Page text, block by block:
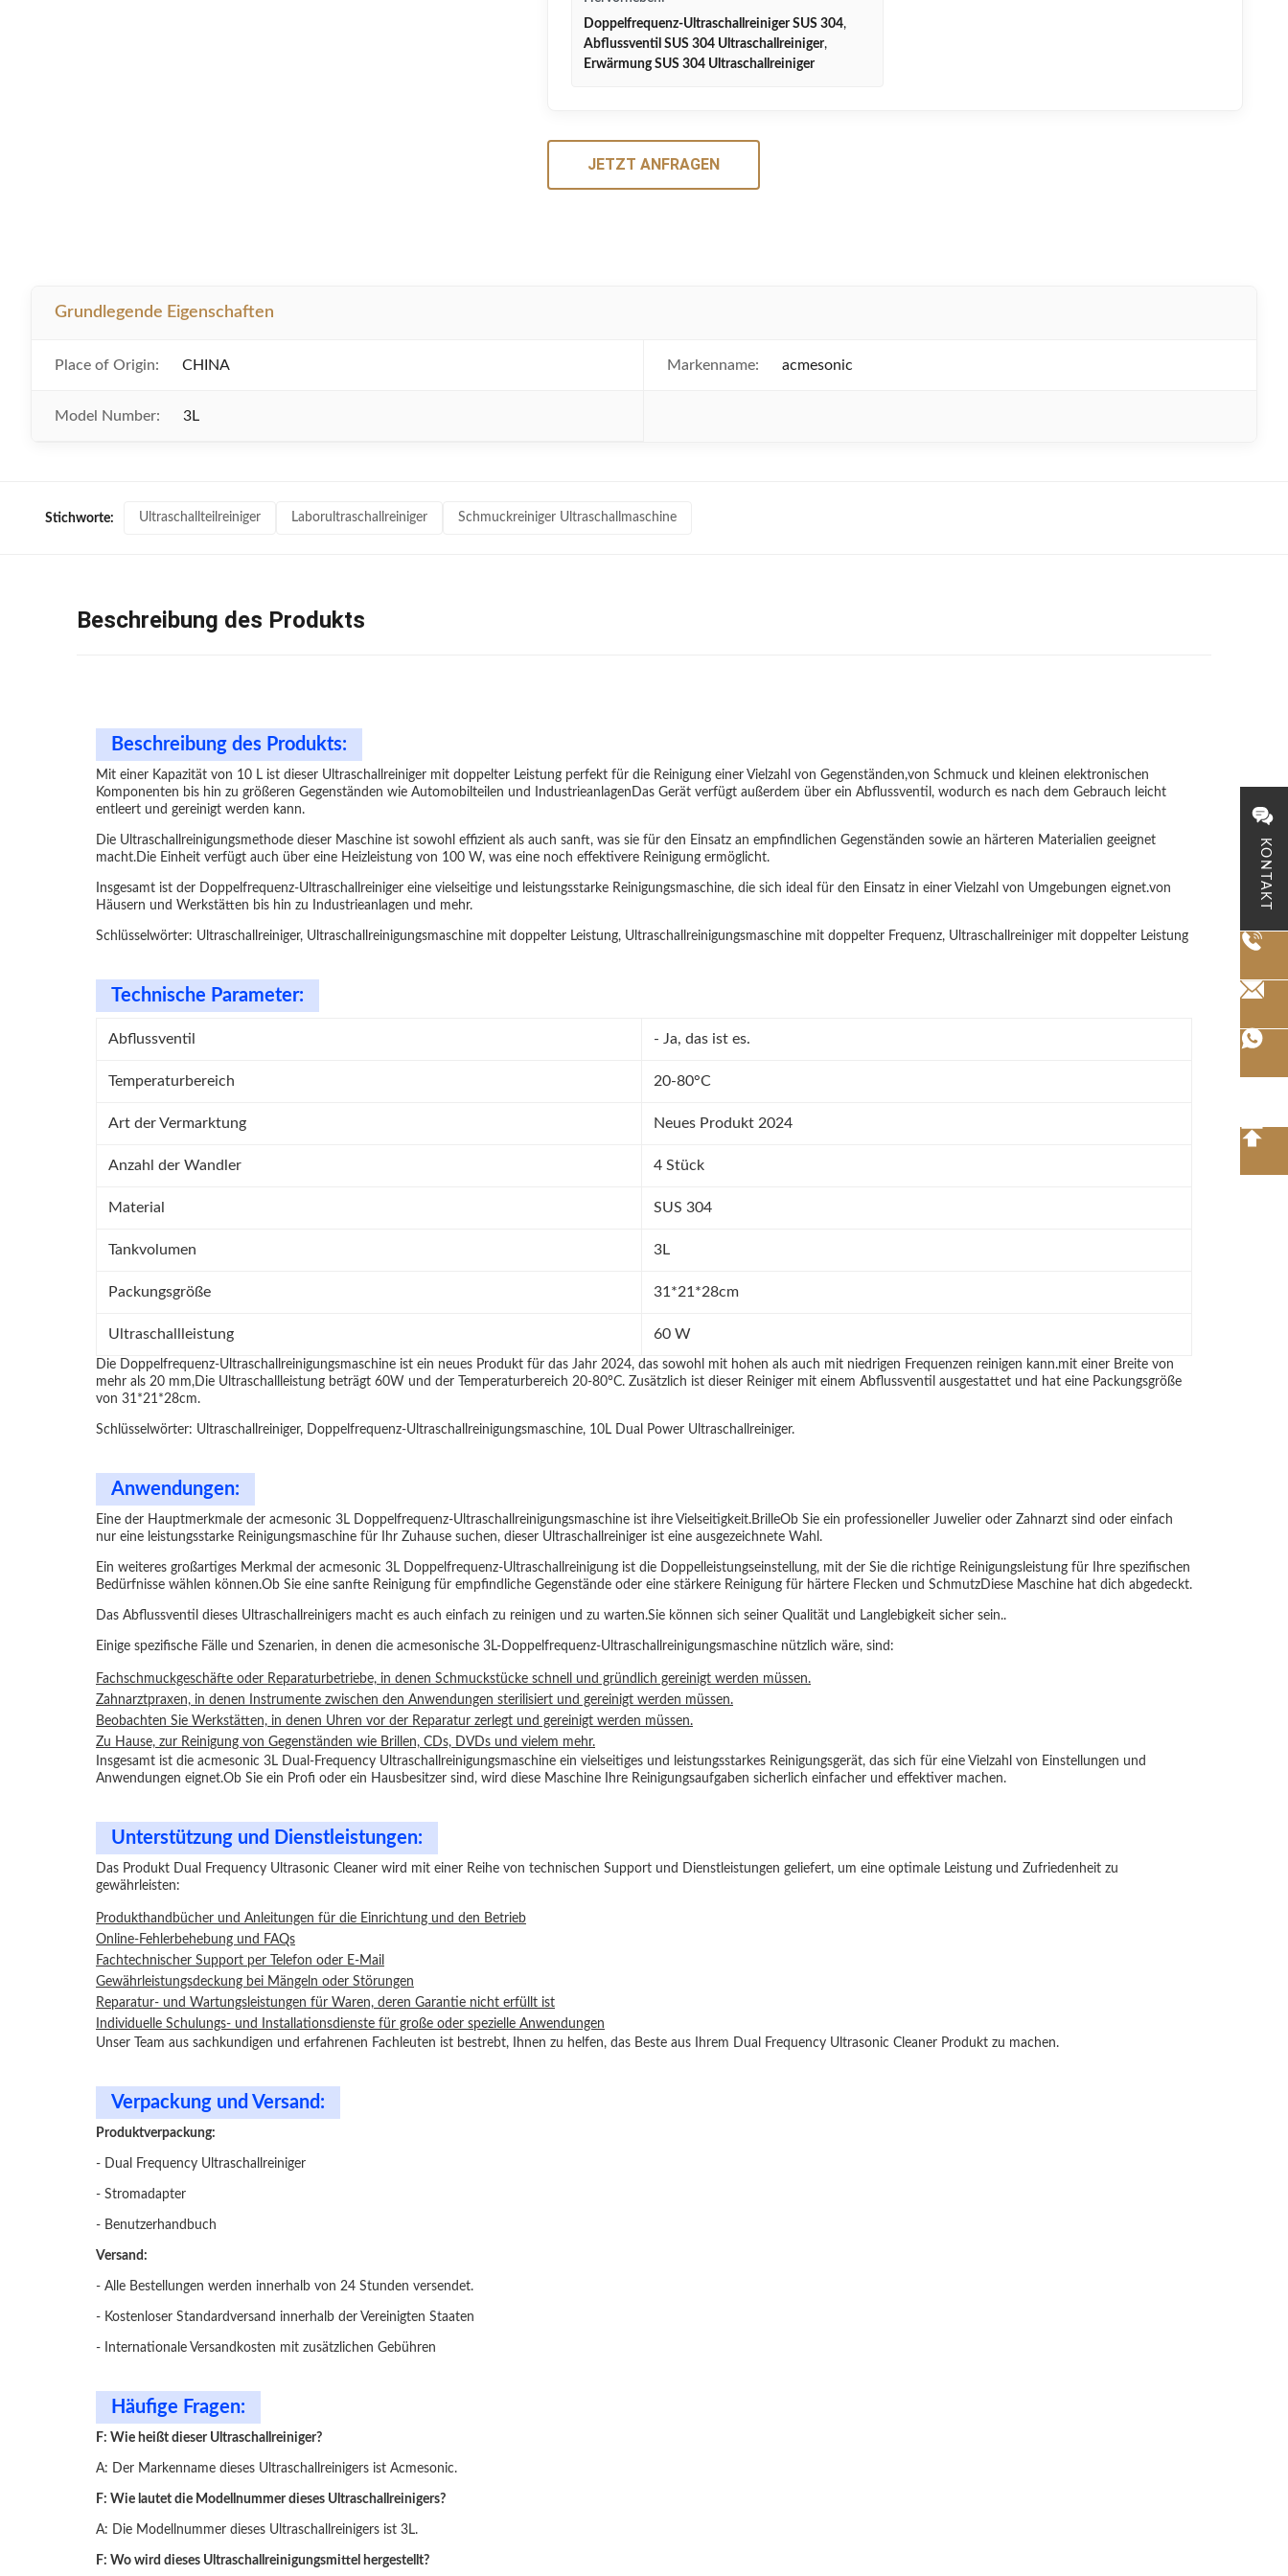
KONTAKT
Doppelfrequenz-Ultraschallreiniger SUS 304,
Abflussventil SUS 304 Ultraschallreiniger,
Erwärmung SUS 304 Ultraschallreiniger
JETZT ANFRAGEN
Grundlegende Eigenschaften
Place of Origin: CHINA Markenname: acmesonic
Model Number: 3L
Stichworte: Ultraschallteilreiniger Laborultraschallreiniger Schmuckreiniger Ultraschallmaschine
Beschreibung des Produkts
Beschreibung des Produkts:
Mit einer Kapazität von 10 L ist dieser Ultraschallreiniger mit doppelter Leistung perfekt für die Reinigung einer Vielzahl von Gegenständen,von Schmuck und kleinen elektronischen
Komponenten bis hin zu größeren Gegenständen wie Automobilteilen und IndustrieanlagenDas Gerät verfügt außerdem über ein Abflussventil, wodurch es nach dem Gebrauch leicht
entleert und gereinigt werden kann.
Die Ultraschallreinigungsmethode dieser Maschine ist sowohl effizient als auch sanft, was sie für den Einsatz an empfindlichen Gegenständen sowie an härteren Materialien geeignet
macht.Die Einheit verfügt auch über eine Heizleistung von 100 W, was eine noch effektivere Reinigung ermöglicht.
Insgesamt ist der Doppelfrequenz-Ultraschallreiniger eine vielseitige und leistungsstarke Reinigungsmaschine, die sich ideal für den Einsatz in einer Vielzahl von Umgebungen eignet.von
Häusern und Werkstätten bis hin zu Industrieanlagen und mehr.
Schlüsselwörter: Ultraschallreiniger, Ultraschallreinigungsmaschine mit doppelter Leistung, Ultraschallreinigungsmaschine mit doppelter Frequenz, Ultraschallreiniger mit doppelter Leistung
Technische Parameter:
Abflussventil - Ja, das ist es.
Temperaturbereich 20-80°C
Art der Vermarktung Neues Produkt 2024
Anzahl der Wandler 4 Stück
Material SUS 304
Tankvolumen 3L
Packungsgröße 31*21*28cm
Ultraschallleistung 60 W
Die Doppelfrequenz-Ultraschallreinigungsmaschine ist ein neues Produkt für das Jahr 2024, das sowohl mit hohen als auch mit niedrigen Frequenzen reinigen kann.mit einer Breite von
mehr als 20 mm,Die Ultraschallleistung beträgt 60W und der Temperaturbereich 20-80°C. Zusätzlich ist dieser Reiniger mit einem Abflussventil ausgestattet und hat eine Packungsgröße
von 31*21*28cm.
Schlüsselwörter: Ultraschallreiniger, Doppelfrequenz-Ultraschallreinigungsmaschine, 10L Dual Power Ultraschallreiniger.
Anwendungen:
Eine der Hauptmerkmale der acmesonic 3L Doppelfrequenz-Ultraschallreinigungsmaschine ist ihre Vielseitigkeit.BrilleOb Sie ein professioneller Juwelier oder Zahnarzt sind oder einfach
nur eine leistungsstarke Reinigungsmaschine für Ihr Zuhause suchen, dieser Ultraschallreiniger ist eine ausgezeichnete Wahl.
Ein weiteres großartiges Merkmal der acmesonic 3L Doppelfrequenz-Ultraschallreinigung ist die Doppelleistungseinstellung, mit der Sie die richtige Reinigungsleistung für Ihre spezifischen
Bedürfnisse wählen können.Ob Sie eine sanfte Reinigung für empfindliche Gegenstände oder eine stärkere Reinigung für härtere Flecken und SchmutzDiese Maschine hat dich abgedeckt.
Das Abflussventil dieses Ultraschallreinigers macht es auch einfach zu reinigen und zu warten.Sie können sich seiner Qualität und Langlebigkeit sicher sein..
Einige spezifische Fälle und Szenarien, in denen die acmesonische 3L-Doppelfrequenz-Ultraschallreinigungsmaschine nützlich wäre, sind:
Fachschmuckgeschäfte oder Reparaturbetriebe, in denen Schmuckstücke schnell und gründlich gereinigt werden müssen.
Zahnarztpraxen, in denen Instrumente zwischen den Anwendungen sterilisiert und gereinigt werden müssen.
Beobachten Sie Werkstätten, in denen Uhren vor der Reparatur zerlegt und gereinigt werden müssen.
Zu Hause, zur Reinigung von Gegenständen wie Brillen, CDs, DVDs und vielem mehr.
Insgesamt ist die acmesonic 3L Dual-Frequency Ultraschallreinigungsmaschine ein vielseitiges und leistungsstarkes Reinigungsgerät, das sich für eine Vielzahl von Einstellungen und
Anwendungen eignet.Ob Sie ein Profi oder ein Hausbesitzer sind, wird diese Maschine Ihre Reinigungsaufgaben sicherlich einfacher und effektiver machen.
Unterstützung und Dienstleistungen:
Das Produkt Dual Frequency Ultrasonic Cleaner wird mit einer Reihe von technischen Support und Dienstleistungen geliefert, um eine optimale Leistung und Zufriedenheit zu
gewährleisten:
Produkthandbücher und Anleitungen für die Einrichtung und den Betrieb
Online-Fehlerbehebung und FAQs
Fachtechnischer Support per Telefon oder E-Mail
Gewährleistungsdeckung bei Mängeln oder Störungen
Reparatur- und Wartungsleistungen für Waren, deren Garantie nicht erfüllt ist
Individuelle Schulungs- und Installationsdienste für große oder spezielle Anwendungen
Unser Team aus sachkundigen und erfahrenen Fachleuten ist bestrebt, Ihnen zu helfen, das Beste aus Ihrem Dual Frequency Ultrasonic Cleaner Produkt zu machen.
Verpackung und Versand:
Produktverpackung:
- Dual Frequency Ultraschallreiniger
- Stromadapter
- Benutzerhandbuch
Versand:
- Alle Bestellungen werden innerhalb von 24 Stunden versendet.
- Kostenloser Standardversand innerhalb der Vereinigten Staaten
- Internationale Versandkosten mit zusätzlichen Gebühren
Häufige Fragen:
F: Wie heißt dieser Ultraschallreiniger?
A: Der Markenname dieses Ultraschallreinigers ist Acmesonic.
F: Wie lautet die Modellnummer dieses Ultraschallreinigers?
A: Die Modellnummer dieses Ultraschallreinigers ist 3L.
F: Wo wird dieses Ultraschallreinigungsmittel hergestellt?